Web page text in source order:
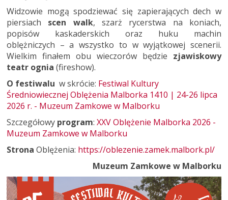
Widzowie mogą spodziewać się zapierających dech w
piersiach scen walk, szarż rycerstwa na koniach,
popisów kaskaderskich oraz huku machin
oblężniczych – a wszystko to w wyjątkowej scenerii.
Wielkim finałem obu wieczorów będzie zjawiskowy
teatr ognia (fireshow).
O festiwalu w skrócie: Festiwal Kultury
Średniowiecznej Oblężenia Malborka 1410 | 24-26 lipca
2026 r. - Muzeum Zamkowe w Malborku
Szczegółowy program: XXV Oblężenie Malborka 2026 -
Muzeum Zamkowe w Malborku
Strona Oblężenia: https://oblezenie.zamek.malbork.pl/
Muzeum Zamkowe w Malborku